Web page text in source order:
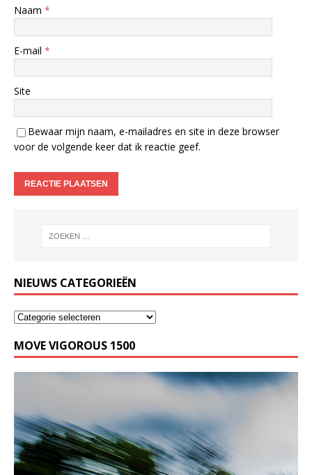
Naam *
E-mail *
Site
Bewaar mijn naam, e-mailadres en site in deze browser
voor de volgende keer dat ik reactie geef.
NIEUWS CATEGORIEËN
MOVE VIGOROUS 1500